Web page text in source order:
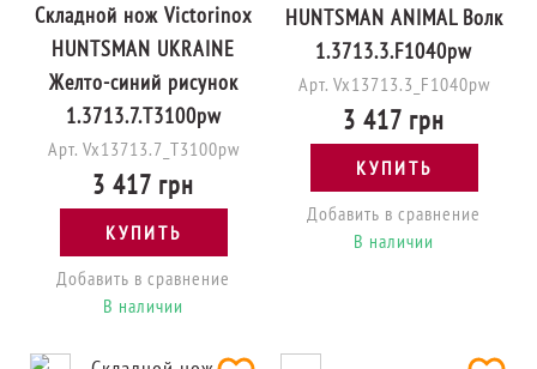
Складной нож Victorinox
HUNTSMAN UKRAINE
Желто-синий рисунок
1.3713.7.T3100pw
Арт. Vx13713.7_T3100pw
3 417 грн
КУПИТЬ
Добавить в сравнение
В наличии
HUNTSMAN ANIMAL Волк
1.3713.3.F1040pw
Арт. Vx13713.3_F1040pw
3 417 грн
КУПИТЬ
Добавить в сравнение
В наличии